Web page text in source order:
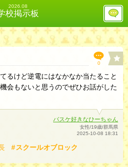
2026.08
校掲示板
レ
投
稿
欄
0
るけど逆電にはなかなか当たること
会もないと思うのでぜひお話がした
バスケ好きなひーちゃん
女性/19歳/群馬県
2025-10-08 18:31
スクールオブロック